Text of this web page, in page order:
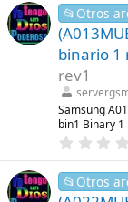
📂Otros
binario 1
rev1
Samsung
bin1 Binary
📂Otros